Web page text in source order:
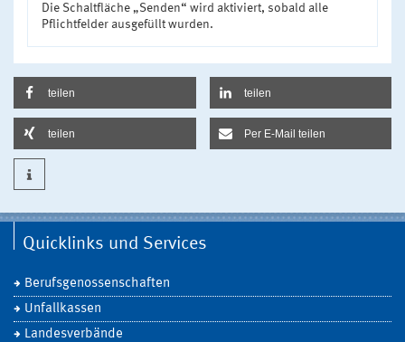
Die Schaltfläche „Senden“ wird aktiviert, sobald alle
Pflichtfelder ausgefüllt wurden.
teilen teilen
teilen Per E-Mail teilen
Quicklinks und Services
Berufsgenossenschaften
Unfallkassen
Landesverbände